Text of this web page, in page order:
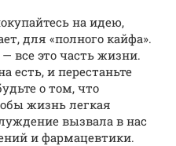
на идею,
для «полного кайфа».
все это часть жизни.
есть, и перестаньте
о том, что
жизнь легкая
вызвала в нас
и фармацевтики.